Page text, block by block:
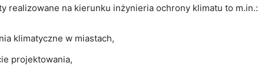
realizowane na kierunku inżynieria ochrony klimatu to m.in.:
klimatyczne w miastach,
projektowania,